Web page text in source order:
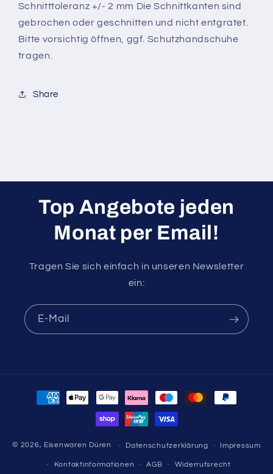
Schnitttoleranz +/- 2 mm Die Schnittkanten sind
gebrochen oder geschnitten und nicht entgratet.
Bitte vorsichtig öffnen, ggf. Schutzhandschuhe
tragen.
Share
Top Angebote jeden
Monat per Email!
Tragen Sie sich einfach in unseren Newsletter
ein:
E-Mail
Zahlungsmethoden
© 2026, Eisenwaren Düren Datenschutzerklärung Impressum
Kontaktinformationen AGB Widerrufsrecht